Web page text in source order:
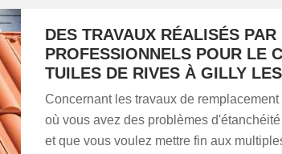
DES TRAVAUX RÉALISÉS PAR
PROFESSIONNELS POUR LE
TUILES DE RIVES À GILLY
Concernant les travaux de
où vous avez des problèmes
et que vous voulez mettre fin aux